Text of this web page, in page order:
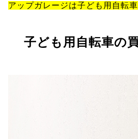
アップガレージは子ども用自転
子ども用自転車の